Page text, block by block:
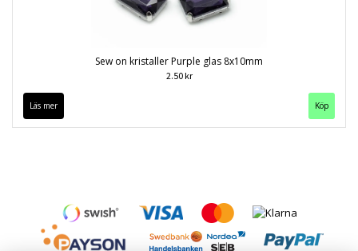
Sew on kristaller Purple glas 8x10mm
2.50 kr
Läs mer Köp